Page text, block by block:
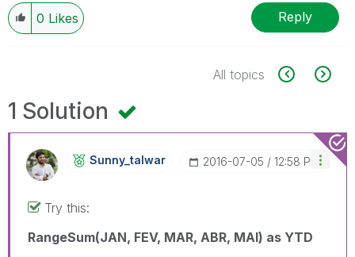
0 Likes Reply
All topics
1 Solution
Sunny_talwar ‎2016-07-05 12:58 PM
Try this:
RangeSum(JAN, FEV, MAR, ABR, MAI) as YTD